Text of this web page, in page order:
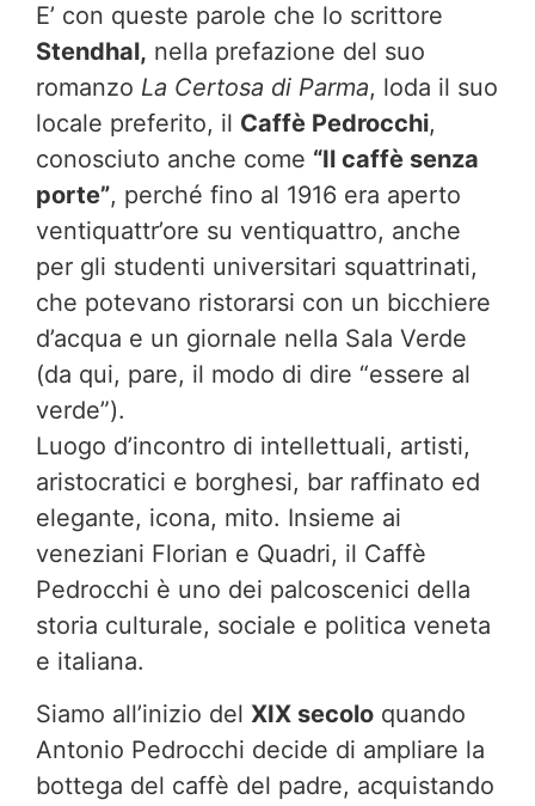
E’ con queste parole che lo scrittore
Stendhal, nella prefazione del suo
romanzo La Certosa di Parma, loda il suo
locale preferito, il Caffè Pedrocchi,
conosciuto anche come “Il caffè senza
porte”, perché fino al 1916 era aperto
ventiquattr’ore su ventiquattro, anche
per gli studenti universitari squattrinati,
che potevano ristorarsi con un bicchiere
d’acqua e un giornale nella Sala Verde
(da qui, pare, il modo di dire “essere al
verde”).
Luogo d’incontro di intellettuali, artisti,
aristocratici e borghesi, bar raffinato ed
elegante, icona, mito. Insieme ai
veneziani Florian e Quadri, il Caffè
Pedrocchi è uno dei palcoscenici della
storia culturale, sociale e politica veneta
e italiana.
Siamo all’inizio del XIX secolo quando
Antonio Pedrocchi decide di ampliare la
bottega del caffè del padre, acquistando